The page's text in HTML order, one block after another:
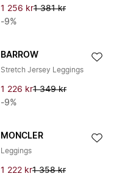
1 256 kr1 381 kr
-9%
BARROW
Stretch Jersey Leggings
1 226 kr1 349 kr
-9%
MONCLER
Leggings
1 222 kr1 358 kr